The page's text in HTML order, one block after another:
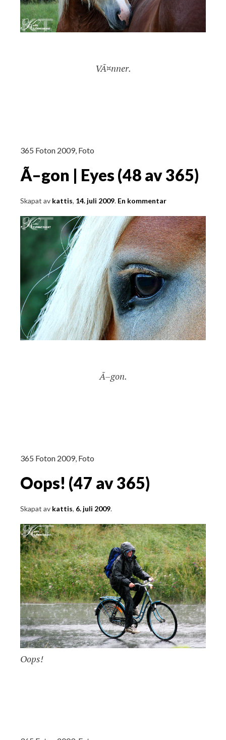
VÃ¤nner.
365 Foton 2009, Foto
Ã–gon | Eyes (48 av 365)
Skapat av kattis, 14. juli 2009. En kommentar
Ã–gon.
365 Foton 2009, Foto
Oops! (47 av 365)
Skapat av kattis, 6. juli 2009.
Oops!